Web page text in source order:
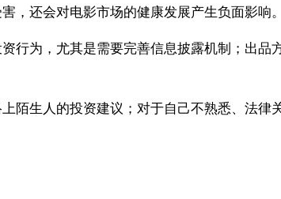
，还会对电影市场的健康发展产生负面影响。
行为，尤其是需要完善信息披露机制；出品
陌生人的投资建议；对于自己不熟悉、法律